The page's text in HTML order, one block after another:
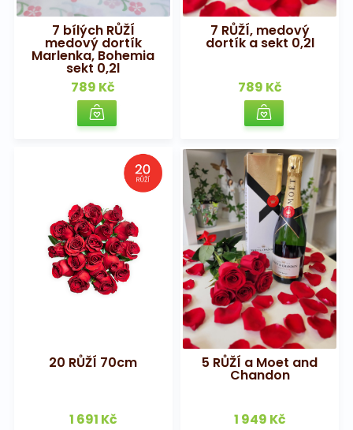
7 bílých RŮŽÍ
medový dortík
Marlenka, Bohemia
sekt 0,2l
789 Kč
7 RŮŽÍ, medový
dortík a sekt 0,2l
789 Kč
20 RŮŽÍ 70cm
1 691 Kč
5 RŮŽÍ a Moet and
Chandon
1 949 Kč